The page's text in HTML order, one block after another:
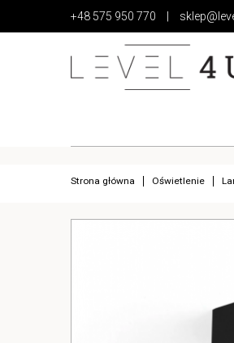
+48 575 950 770
Strona główna Oświetlenie